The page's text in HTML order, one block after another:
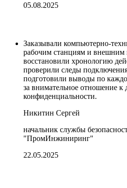
05.08.2025
Заказывали компьютерно-
рабочим станциям и внешним
восстановили хронологию
проверили следы
подготовили выводы по
за внимательное отношение к
конфиденциальности.
Никитин Сергей
начальник службы
"ПромИнжиниринг"
22.05.2025